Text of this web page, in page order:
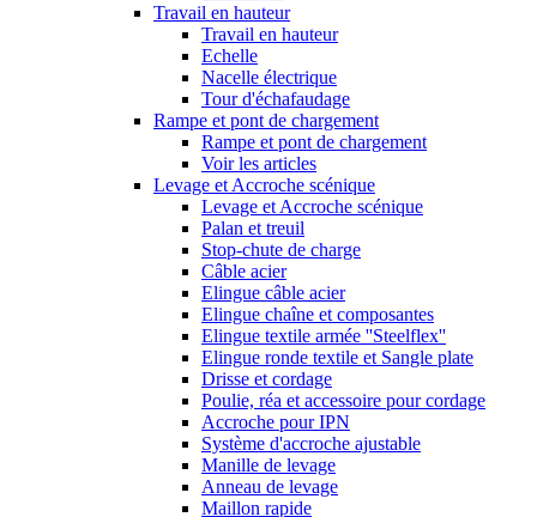
Travail en hauteur
Travail en hauteur
Echelle
Nacelle électrique
Tour d'échafaudage
Rampe et pont de chargement
Rampe et pont de chargement
Voir les articles
Levage et Accroche scénique
Levage et Accroche scénique
Palan et treuil
Stop-chute de charge
Câble acier
Elingue câble acier
Elingue chaîne et composantes
Elingue textile armée ''Steelflex''
Elingue ronde textile et Sangle plate
Drisse et cordage
Poulie, réa et accessoire pour cordage
Accroche pour IPN
Système d'accroche ajustable
Manille de levage
Anneau de levage
Maillon rapide